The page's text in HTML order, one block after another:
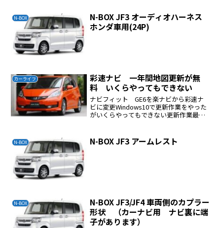
注文すると下記の...
N-BOX
N-BOX JF3 オーディオハーネス
ホンダ車用(24P)
カーライフ
彩速ナビ 一年間地図更新が無
料 いくらやってもできない
ナビフィット GE6を楽ナビから彩速ナ
ビに変更Windows10で更新作業をやった
がいくらやってもできない更新作業最後
ードをミニからミニでないものに変更し
たがダメ腹が立...
N-BOX N-BOX JF3 アームレスト
N-BOX
N-BOX JF3/JF4 車両側のカプラー
形状 （カーナビ用 ナビ裏に端
子があります）